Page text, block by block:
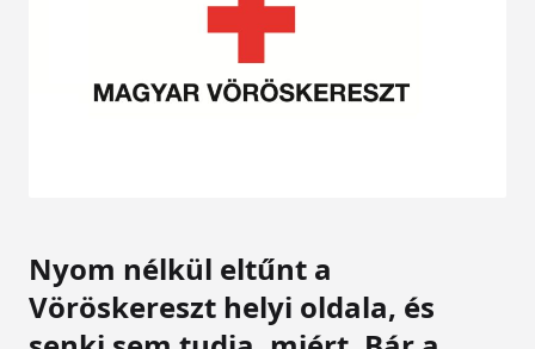
Nyom nélkül eltűnt a
Vöröskereszt helyi oldala, és